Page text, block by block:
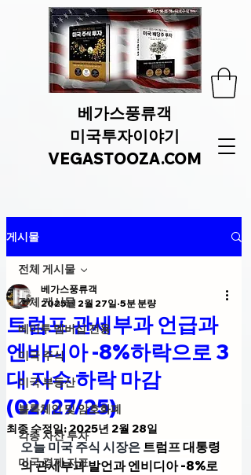
베가스풍류객
미국투자이야기
VEGASTOOZA.COM
게시물
전체 게시물
베미투 멤버십 전용
미국 주식
미국 부동산
블록체인 및 암호화폐
각종 자산 투자
미국 경제 지표
전체 게시물
트럼프 관세부과 언급과
엔비디아 -8%하락으로 3
대 지수 하락 마감
(02/27/25)
베가스풍류객
2025년 2월 27일 5분 분량
최종 수정일:2025년 2월 28일
오늘 미국 주식 시장은 트럼프 대통령
의 관세부과 발언과 엔비디아 -8%로